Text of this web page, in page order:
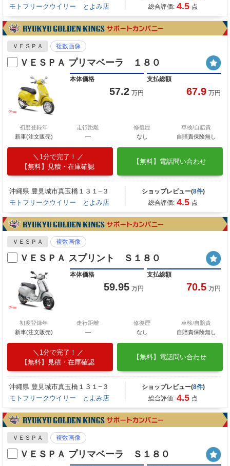
モトフリークウイリー とよみ店
総合評価: 4.5 点
ＶＥＳＰＡ 複数画像
ＶＥＳＰＡ プリマベーラ １８０
本体価格
57.2 万円
支払総額
67.9 万円
初度登録年
新車(注文販売)
走行距離
―
修復歴
なし
車検/自賠責
自賠責保険無し
1分で完了！
【無料】見積・在庫確認
【無料】電話問い合わせ
沖縄県 豊見城市真玉橋１３１−３
モトフリークウイリー とよみ店
ショップレビュー(8件)
総合評価: 4.5 点
ＶＥＳＰＡ 複数画像
ＶＥＳＰＡ スプリント Ｓ１８０
本体価格
59.95 万円
支払総額
70.5 万円
初度登録年
新車(注文販売)
走行距離
―
修復歴
なし
車検/自賠責
自賠責保険無し
1分で完了！
【無料】見積・在庫確認
【無料】電話問い合わせ
沖縄県 豊見城市真玉橋１３１−３
モトフリークウイリー とよみ店
ショップレビュー(8件)
総合評価: 4.5 点
ＶＥＳＰＡ 複数画像
ＶＥＳＰＡ プリマベーラ Ｓ１８０